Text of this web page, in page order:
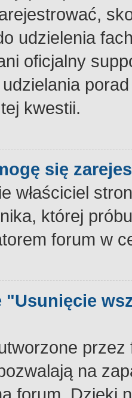
udzielenia
oficjalny
kwestii.
się
właściciel
której
forum w
"Usunięcie
na